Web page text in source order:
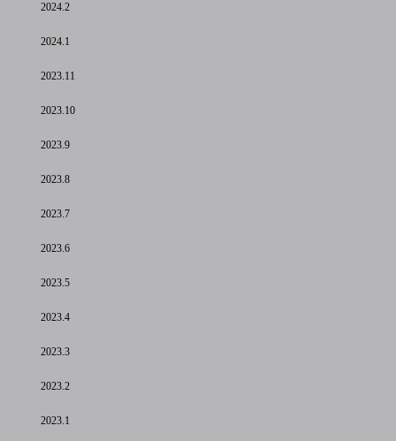
2024.2
2024.1
2023.11
2023.10
2023.9
2023.8
2023.7
2023.6
2023.5
2023.4
2023.3
2023.2
2023.1